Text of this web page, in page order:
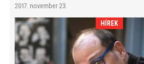
2017. november 23.
HÍREK